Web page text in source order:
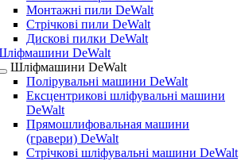
Монтажні пили DeWalt
Стрічкові пили DeWalt
Дискові пилки DeWalt
DeWalt
Шліфмашини DeWalt
Полірувальні машини DeWalt
Ексцентрикові шліфувальні машини
DeWalt
Прямошлифовальная машини
(гравери) DeWalt
Стрічкові шліфувальні машини DeWalt